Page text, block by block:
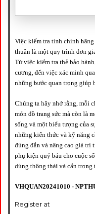
Việc kiểm tra tính chính
thuần là một quy trình đơn
Từ việc kiểm tra thẻ bảo
cương, đến việc xác minh
những bước quan trọng giúp
Chúng ta hãy nhớ rằng, mỗi
món đồ trang sức mà còn là
sống và một biểu tượng của
những kiến thức và kỹ năng
đúng đắn và nâng cao giá trị
phụ kiện quý báu cho cuộc
dùng thông thái và cẩn
VHQUAN20241010 -
Register at